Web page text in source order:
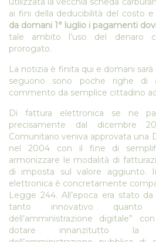
ai fini della deducibilità del costo e
da domani 1° luglio i pagamenti
tale ambito l’uso del denaro
prorogato.
La notizia è finita qui e domani
seguono sono poche righe di
commento da semplice cittadino
Di fattura elettronica se ne
precisamente dal dicembre
Comunitario veniva approvata una
nel 2004 con il fine di
armonizzare le modalità di
di imposta sul valore aggiunto.
elettronica è concretamente
Legge 244. All’epoca era stato
tanto innovativo quanto
dell’amministrazione digitale”
dotare innanzitutto la